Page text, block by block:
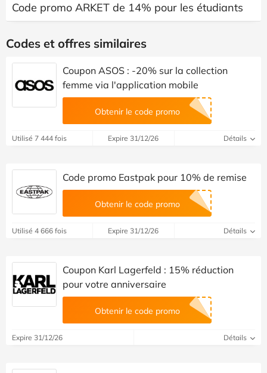
Code promo ARKET de 14% pour les étudiants
Codes et offres similaires
Coupon ASOS : -20% sur la collection
femme via l'application mobile
Obtenir le code promo
Utilisé 7 444 fois Expire 31/12/26 Détails
Code promo Eastpak pour 10% de remise
Obtenir le code promo
Utilisé 4 666 fois Expire 31/12/26 Détails
Coupon Karl Lagerfeld : 15% réduction
pour votre anniversaire
Obtenir le code promo
Expire 31/12/26 Détails